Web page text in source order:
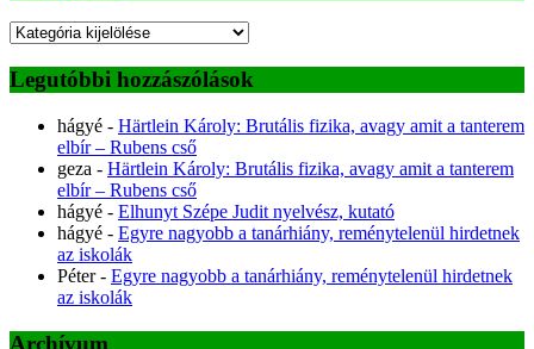
Kategóriák
Legutóbbi hozzászólások
hágyé - Härtlein Károly: Brutális fizika, avagy amit a tanterem
elbír – Rubens cső
geza - Härtlein Károly: Brutális fizika, avagy amit a tanterem
elbír – Rubens cső
hágyé - Elhunyt Szépe Judit nyelvész, kutató
hágyé - Egyre nagyobb a tanárhiány, reménytelenül hirdetnek
az iskolák
Péter- Egyre nagyobb a tanárhiány, reménytelenül hirdetnek
az iskolák
Archívum